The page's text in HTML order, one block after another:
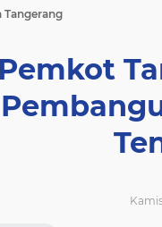
Tangerang
Pemkot